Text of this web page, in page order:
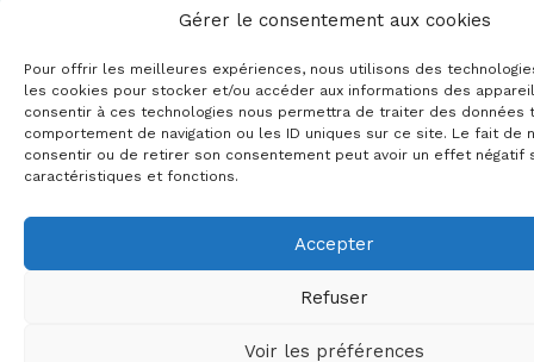
Gérer le consentement aux cookies
Pour offrir les meilleures expériences, nous utilisons des
les cookies pour stocker et/ou accéder aux informations des
consentir à ces technologies nous permettra de traiter des données
comportement de navigation ou les ID uniques sur ce site. Le fait de
consentir ou de retirer son consentement peut avoir un effet négatif
caractéristiques et fonctions.
Accepter
Refuser
Voir les préférences
Copyright © 2026 Crige PACA